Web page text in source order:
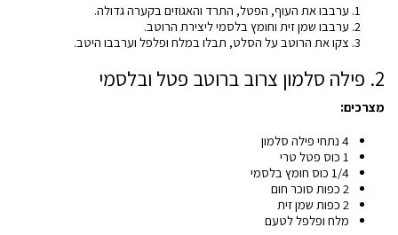
ערבבו את העוף, הפטל, התרד והאגוזים בקערה גדולה.
ערבבו שמן זית וחומץ בלסמי ליצירת הרוטב.
צקו את הרוטב על הסלט, תבלו במלח ופלפל וערבבו היטב.
2. פילה סלמון צרוב ברוטב פטל ובלסמי
מצרכים:
4 נתחי פילה סלמון
1 כוס פטל טרי
1/4 כוס חומץ בלסמי
2 כפות סוכר חום
2 כפות שמן זית
מלח ופלפל לטעם